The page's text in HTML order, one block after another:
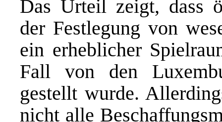
Das Urteil zeigt, dass
der Festlegung von
ein erheblicher
Fall von den
gestellt wurde.
nicht alle